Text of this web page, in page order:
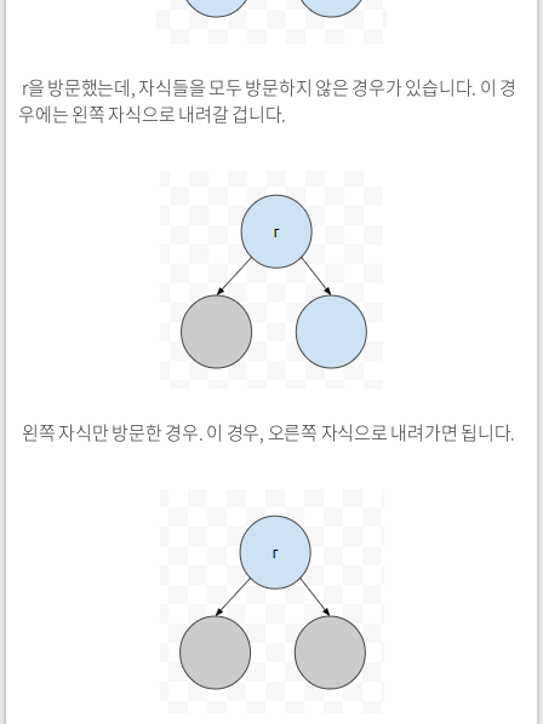
r을 방문했는데, 자식들을 모두 방문하지 않은 경우가 있습니다. 이 경
우에는 왼쪽 자식으로 내려갈 겁니다.
왼쪽 자식만 방문한 경우. 이 경우, 오른쪽 자식으로 내려가면 됩니다.